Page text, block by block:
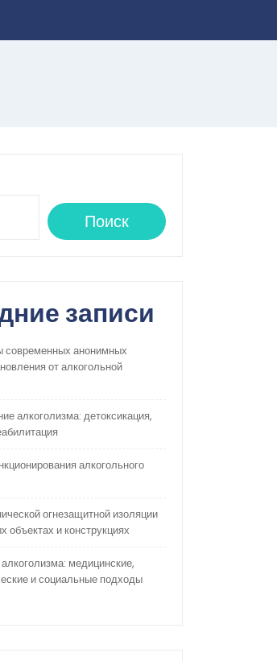
Поиск
записи
современных анонимных
от алкогольной
алкоголизма: детоксикация,
алкогольного
огнезащитной изоляции
и конструкциях
медицинские,
и социальные подходы